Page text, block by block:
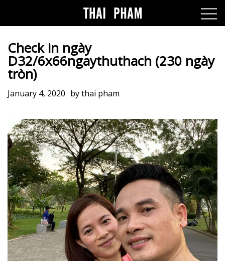
Check in ngày
D32/6x66ngaythuthach (230 ngày
tròn)
January 4, 2020 bythai pham